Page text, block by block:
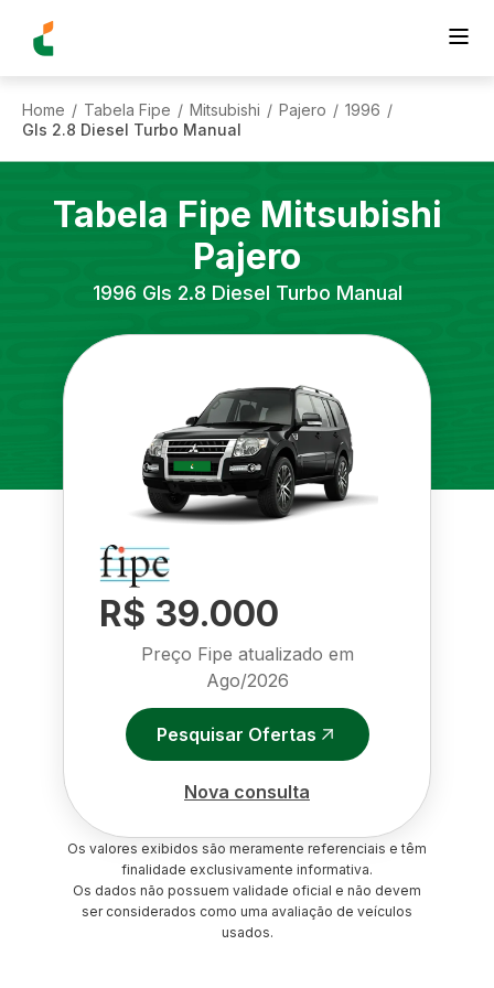
Home / Tabela Fipe / Mitsubishi / Pajero / 1996 /
Gls 2.8 Diesel Turbo Manual
Tabela Fipe Mitsubishi
Pajero
1996 Gls 2.8 Diesel Turbo Manual
R$ 39.000
Preço Fipe atualizado em
Ago/2026
Pesquisar Ofertas
Nova consulta
Os valores exibidos são meramente referenciais e têm
finalidade exclusivamente informativa.
Os dados não possuem validade oficial e não devem
ser considerados como uma avaliação de veículos
usados.